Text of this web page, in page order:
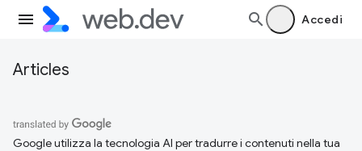
Accedi
Articles
Google utilizza la tecnologia AI per tradurre i contenuti nella tua